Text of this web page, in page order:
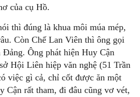
của cụ Hồ.
thì đúng là khua môi múa mép,
Còn Chế Lan Viên thì ông gọi
Đảng. Ông phát hiện Huy Cận
Hội Liên hiệp văn nghệ (51 Trần
việc gì cả, chỉ cốt được ăn một
Cận rất tham, đi đâu cũng vơ vét,